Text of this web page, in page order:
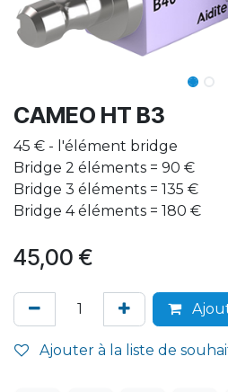
CAMEO HT B3
45 € - l'élément bridge
Bridge 2 éléments = 90 €
Bridge 3 éléments = 135 €
Bridge 4 éléments = 180 €
45,00 €
Ajouter à la liste de